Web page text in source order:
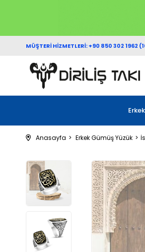
MÜŞTERİ HİZMETLERİ: +90 850 302 1962
Anasayfa Erkek Gümüş Yüzük